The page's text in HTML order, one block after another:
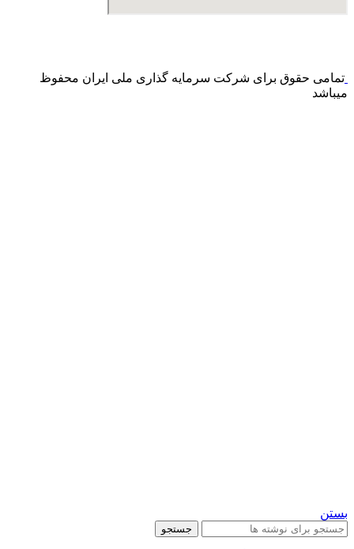
تمامی حقوق برای شرکت سرمایه گذاری ملی ایران محفوظ
میباشد
بستن
جستجو